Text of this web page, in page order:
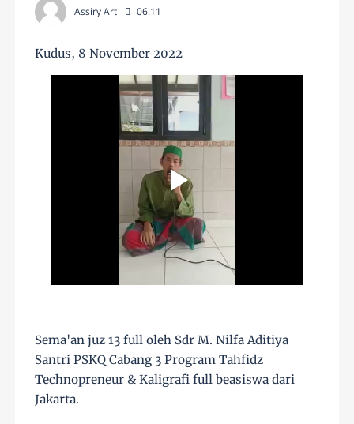
Assiry Art 06.11
Kudus, 8 November 2022
Sema'an juz 13 full oleh Sdr M. Nilfa Aditiya
Santri PSKQ Cabang 3 Program Tahfidz
Technopreneur & Kaligrafi full beasiswa dari
Jakarta.